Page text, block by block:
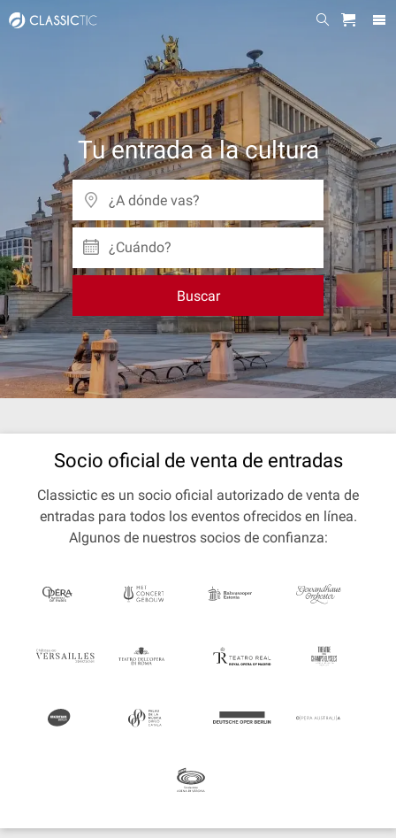
Tu entrada a la cultura
¿Cuándo?
Buscar
Socio oficial de venta de entradas
Classictic es un socio oficial autorizado de venta de
entradas para todos los eventos ofrecidos en línea.
Algunos de nuestros socios de confianza: